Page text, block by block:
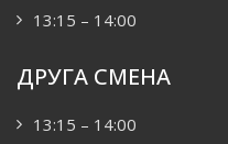
13:15 – 14:00
ДРУГА СМЕНА
13:15 – 14:00